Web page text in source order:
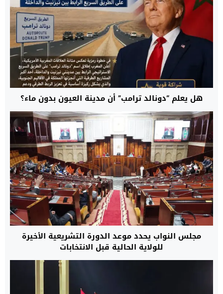
هل يعلم “دونالد ترامب” أن مدينة العيون بدون ماء؟
مجلس النواب يحدد موعد الدورة التشريعية الأخيرة
للولاية الحالية قبل الانتخابات